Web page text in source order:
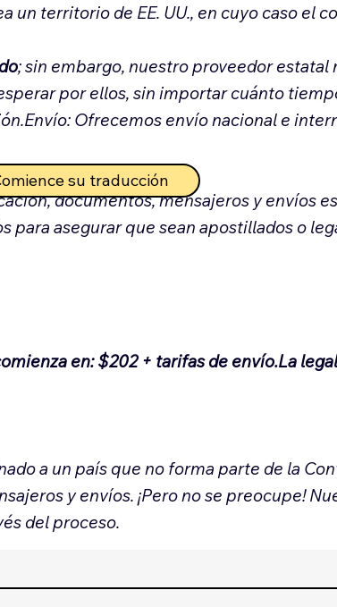
territorio de EE. UU., en cuyo caso el
; sin embargo, nuestro proveedor
por ellos, sin importar cuánto
Ofrecemos envío nacional e
documentos, mensajeros y envíos
para asegurar que sean apostillados o
en: $202 + tarifas de envío.La
a un país que no forma parte de la
y envíos. ¡Pero no se preocupe!
del proceso.
su traducción